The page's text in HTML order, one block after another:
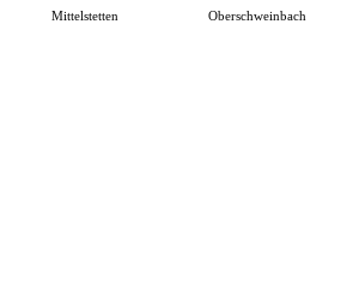
Mittelstetten Oberschweinbach